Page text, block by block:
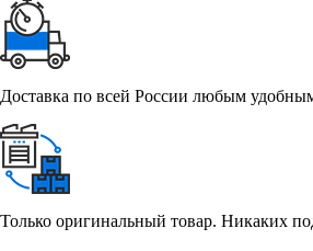
Доставка по всей России любым
Только оригинальный товар. Никаких